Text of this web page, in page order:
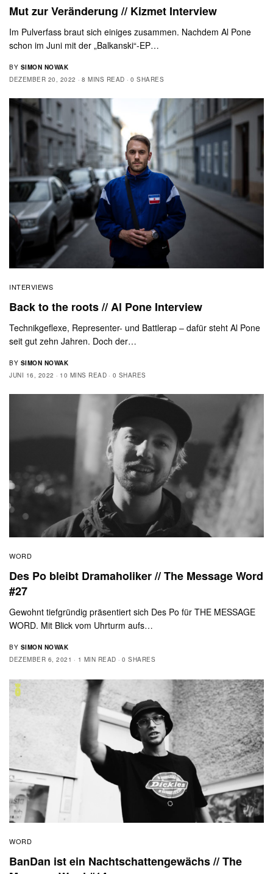
Mut zur Veränderung // Kizmet Interview
Im Pulverfass braut sich einiges zusammen. Nachdem Al Pone
schon im Juni mit der „Balkanski“-EP…
BY SIMON NOWAK
DEZEMBER 20, 2022
8 MINS READ 0 SHARES
INTERVIEWS
Back to the roots // Al Pone Interview
Technikgeflexe, Representer- und Battlerap – dafür steht Al Pone
seit gut zehn Jahren. Doch der…
BY SIMON NOWAK
JUNI 16, 2022
10 MINS READ 0 SHARES
WORD
Des Po bleibt Dramaholiker // The Message Word
#27
Gewohnt tiefgründig präsentiert sich Des Po für THE MESSAGE
WORD. Mit Blick vom Uhrturm aufs…
BY SIMON NOWAK
DEZEMBER 6, 2021
1 MIN READ 0 SHARES
WORD
BanDan ist ein Nachtschattengewächs // The